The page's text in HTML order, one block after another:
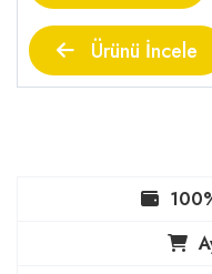
Ürünü İncele